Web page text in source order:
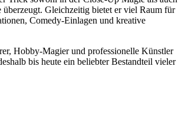
überzeugt. Gleichzeitig bietet er viel Raum für
Comedy-Einlagen und kreative
Hobby-Magier und professionelle Künstler
bis heute ein beliebter Bestandteil vieler